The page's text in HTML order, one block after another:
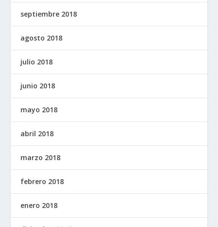
septiembre 2018
agosto 2018
julio 2018
junio 2018
mayo 2018
abril 2018
marzo 2018
febrero 2018
enero 2018